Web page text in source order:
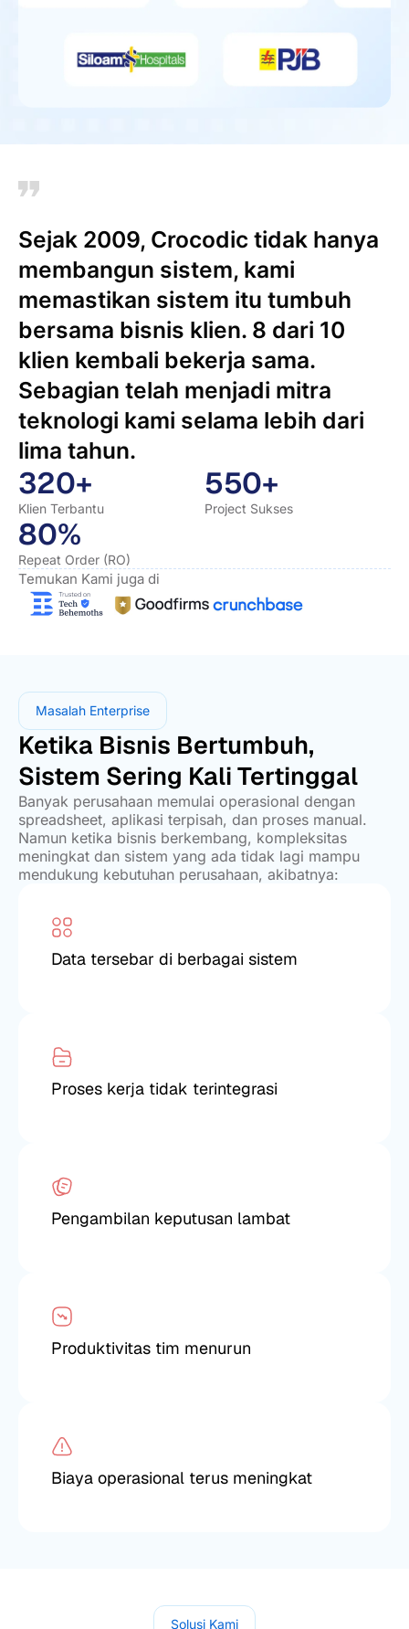
Sejak 2009, Crocodic tidak hanya
membangun sistem, kami
memastikan sistem itu tumbuh
bersama bisnis klien. 8 dari 10
klien kembali bekerja sama.
Sebagian telah menjadi mitra
teknologi kami selama lebih dari
lima tahun.
320+
Klien Terbantu
550+
Project Sukses
80%
Repeat Order (RO)
Temukan Kami juga di
Masalah Enterprise
Ketika Bisnis Bertumbuh,
Sistem Sering Kali Tertinggal
Banyak perusahaan memulai operasional dengan
spreadsheet, aplikasi terpisah, dan proses manual.
Namun ketika bisnis berkembang, kompleksitas
meningkat dan sistem yang ada tidak lagi mampu
mendukung kebutuhan perusahaan, akibatnya:
Data tersebar di berbagai sistem
Proses kerja tidak terintegrasi
Pengambilan keputusan lambat
Produktivitas tim menurun
Biaya operasional terus meningkat
Solusi Kami